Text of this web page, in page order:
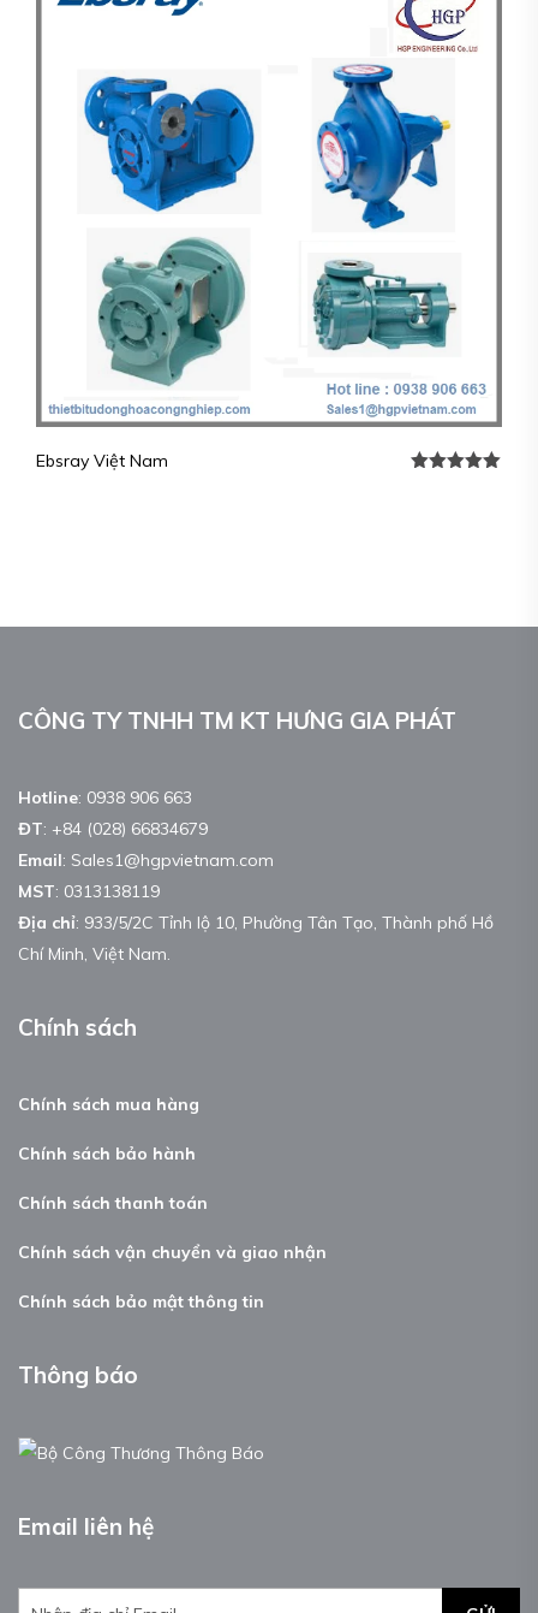
Ebsray Việt Nam
CÔNG TY TNHH TM KT HƯNG GIA PHÁT
Hotline: 0938 906 663
ĐT: +84 (028) 66834679
Email: Sales1@hgpvietnam.com
MST: 0313138119
Địa chỉ: 933/5/2C Tỉnh lộ 10, Phường Tân Tạo, Thành phố Hồ
Chí Minh, Việt Nam.
Chính sách
Chính sách mua hàng
Chính sách bảo hành
Chính sách thanh toán
Chính sách vận chuyển và giao nhận
Chính sách bảo mật thông tin
Thông báo
Email liên hệ